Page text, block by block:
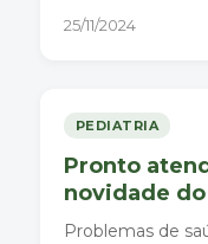
25/11/2024
PEDIATRIA
Pronto
novidade do
Problemas de